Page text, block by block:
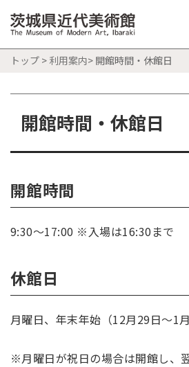
トップ > 利用案内> 開館時間・休館日
開館時間・休館日
開館時間
9:30～17:00 ※入場は16:30まで
休館日
月曜日、年末年始（12月29日～1月
※月曜日が祝日の場合は開館し、